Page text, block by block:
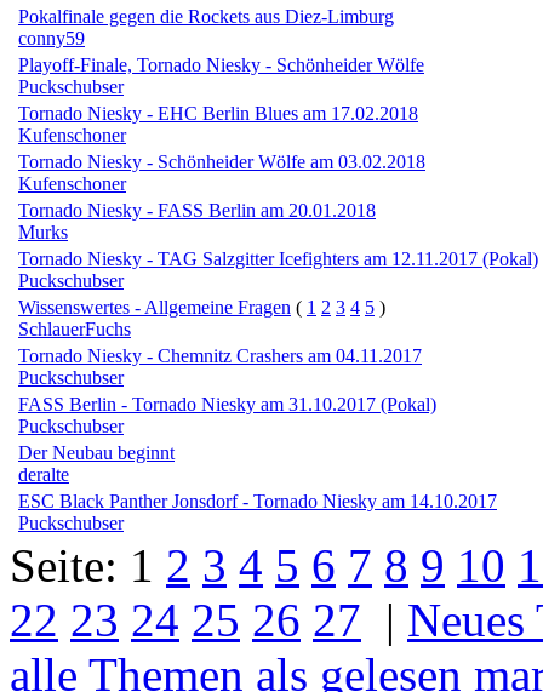
Pokalfinale gegen die Rockets aus Diez-Limburg
conny59
Playoff-Finale, Tornado Niesky - Schönheider Wölfe
Puckschubser
Tornado Niesky - EHC Berlin Blues am 17.02.2018
Kufenschoner
Tornado Niesky - Schönheider Wölfe am 03.02.2018
Kufenschoner
Tornado Niesky - FASS Berlin am 20.01.2018
Murks
Tornado Niesky - TAG Salzgitter Icefighters am 12.11.2017 (Pokal)
Puckschubser
Wissenswertes - Allgemeine Fragen ( 1 2 3 4 5 )
SchlauerFuchs
Tornado Niesky - Chemnitz Crashers am 04.11.2017
Puckschubser
FASS Berlin - Tornado Niesky am 31.10.2017 (Pokal)
Puckschubser
Der Neubau beginnt
deralte
ESC Black Panther Jonsdorf - Tornado Niesky am 14.10.2017
Puckschubser
Seite: 1 2 3 4 5 6 7 8 9 10
22 23 24 25 26 27 | Neues
alle Themen als gelesen